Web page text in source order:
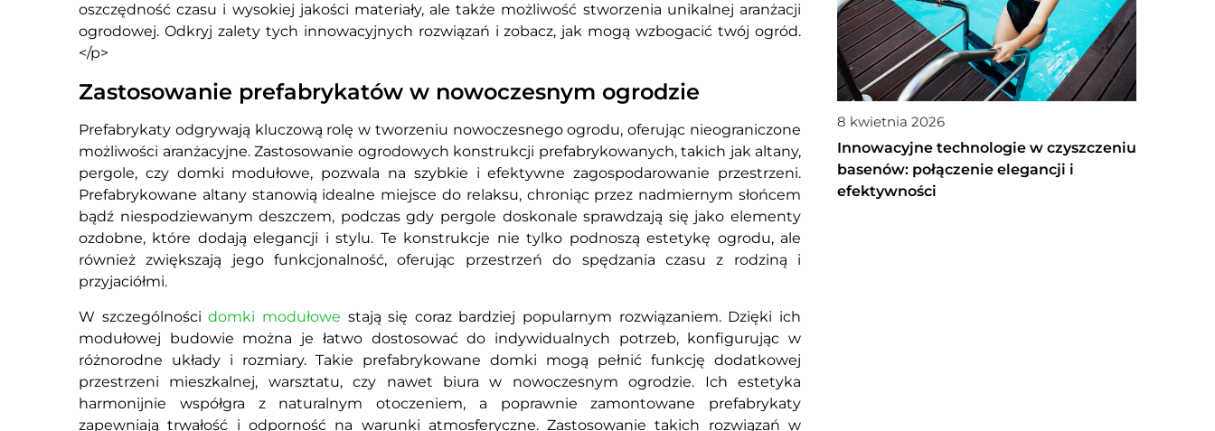
oszczędność czasu i wysokiej jakości materiały, ale także możliwość stworzenia unikalnej aranżacji
ogrodowej. Odkryj zalety tych innowacyjnych rozwiązań i zobacz, jak mogą wzbogacić twój ogród.
</p>
Zastosowanie prefabrykatów w nowoczesnym ogrodzie
Prefabrykaty odgrywają kluczową rolę w tworzeniu nowoczesnego ogrodu, oferując nieograniczone
możliwości aranżacyjne. Zastosowanie ogrodowych konstrukcji prefabrykowanych, takich jak altany,
pergole, czy domki modułowe, pozwala na szybkie i efektywne zagospodarowanie przestrzeni.
Prefabrykowane altany stanowią idealne miejsce do relaksu, chroniąc przez nadmiernym słońcem
bądź niespodziewanym deszczem, podczas gdy pergole doskonale sprawdzają się jako elementy
ozdobne, które dodają elegancji i stylu. Te konstrukcje nie tylko podnoszą estetykę ogrodu, ale
również zwiększają jego funkcjonalność, oferując przestrzeń do spędzania czasu z rodziną i
przyjaciółmi.
W szczególnościdomki modułowe stają się coraz bardziej popularnym rozwiązaniem. Dzięki ich
modułowej budowie można je łatwo dostosować do indywidualnych potrzeb, konfigurując w
różnorodne układy i rozmiary. Takie prefabrykowane domki mogą pełnić funkcję dodatkowej
przestrzeni mieszkalnej, warsztatu, czy nawet biura w nowoczesnym ogrodzie. Ich estetyka
harmonijnie współgra z naturalnym otoczeniem, a poprawnie zamontowane prefabrykaty
zapewniają trwałość i odporność na warunki atmosferyczne. Zastosowanie takich rozwiązań w
8 kwietnia 2026
Innowacyjne technologie w czyszczeniu
basenów: połączenie elegancji i
efektywności